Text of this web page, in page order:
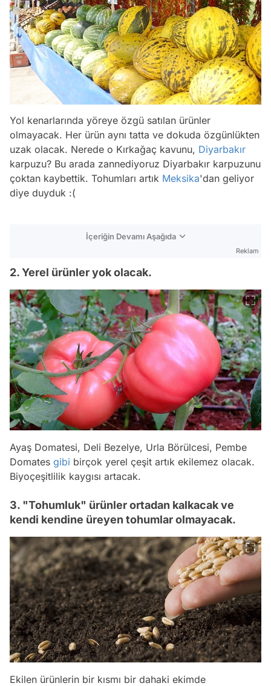
Yol kenarlarında yöreye özgü satılan ürünler
olmayacak. Her ürün aynı tatta ve dokuda özgünlükten
uzak olacak. Nerede o Kırkağaç kavunu, Diyarbakır
karpuzu? Bu arada zannediyoruz Diyarbakır karpuzunu
çoktan kaybettik. Tohumları artık Meksika'dan geliyor
diye duyduk :(
İçeriğin Devamı Aşağıda
Reklam
2. Yerel ürünler yok olacak.
Ayaş Domatesi, Deli Bezelye, Urla Börülcesi, Pembe
Domates gibi birçok yerel çeşit artık ekilemez olacak.
Biyoçeşitlilik kaygısı artacak.
3. "Tohumluk" ürünler ortadan kalkacak ve
kendi kendine üreyen tohumlar olmayacak.
Ekilen ürünlerin bir kısmı bir dahaki ekimde